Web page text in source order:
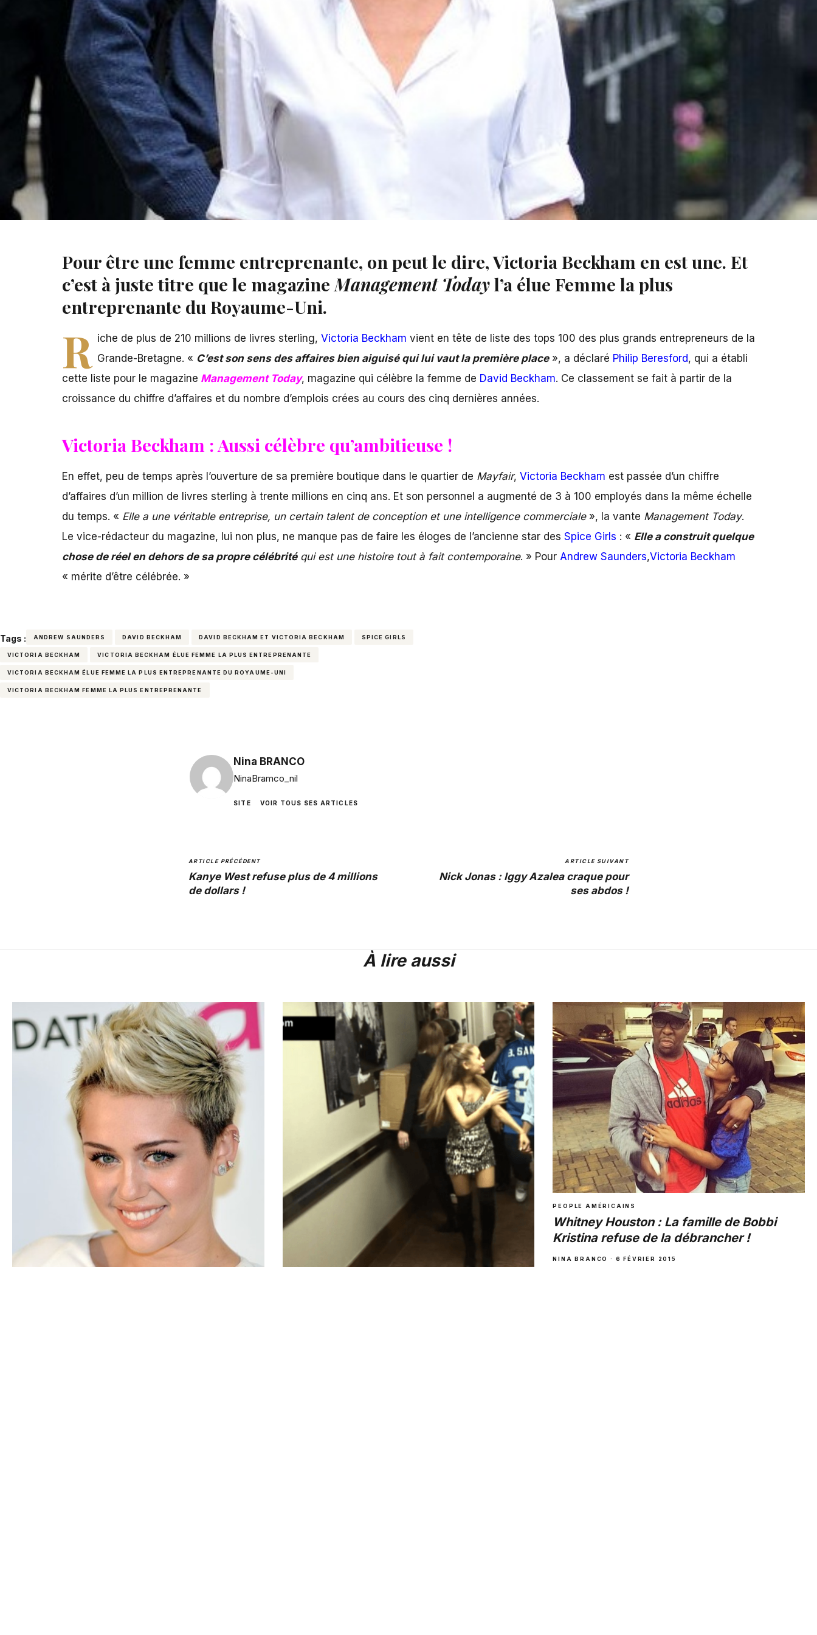
Pour être une femme entreprenante, on peut le dire, Victoria Beckham en est une. Et
c’est à juste titre que le magazine Management Todayl’a élue Femme la plus
entreprenante du Royaume-Uni.
R iche de plus de 210 millions de livres sterling, Victoria Beckham vient en tête de liste des tops 100 des plus grands entrepreneurs de la
Grande-Bretagne. « C’est son sens des affaires bien aiguisé qui lui vaut la première place», a déclaré Philip Beresford, qui a établi
cette liste pour le magazine Management Today, magazine qui célèbre la femme de David Beckham. Ce classement se fait à partir de la
croissance du chiffre d’affaires et du nombre d’emplois crées au cours des cinq dernières années.
Victoria Beckham : Aussi célèbre qu’ambitieuse !
En effet, peu de temps après l’ouverture de sa première boutique dans le quartier de Mayfair, Victoria Beckham est passée d’un chiffre
d’affaires d’un million de livres sterling à trente millions en cinq ans. Et son personnel a augmenté de 3 à 100 employés dans la même échelle
du temps. « Elle a une véritable entreprise, un certain talent de conception et une intelligence commerciale», la vante Management Today.
Le vice-rédacteur du magazine, lui non plus, ne manque pas de faire les éloges de l’ancienne star des Spice Girls : « Elle a construit quelque
chose de réel en dehors de sa propre célébritéqui est une histoire tout à fait contemporaine. » Pour Andrew Saunders,Victoria Beckham
« mérite d’être célébrée. »
Tags : ANDREW SAUNDERS DAVID BECKHAM DAVID BECKHAM ET VICTORIA BECKHAM SPICE GIRLS
VICTORIA BECKHAM VICTORIA BECKHAM ÉLUE FEMME LA PLUS ENTREPRENANTE
VICTORIA BECKHAM ÉLUE FEMME LA PLUS ENTREPRENANTE DU ROYAUME-UNI
VICTORIA BECKHAM FEMME LA PLUS ENTREPRENANTE
Nina BRANCO
NinaBramco_nil
SITE VOIR TOUS SES ARTICLES
ARTICLE PRÉCÉDENT
Kanye West refuse plus de 4 millions
de dollars !
ARTICLE SUIVANT
Nick Jonas : Iggy Azalea craque pour
ses abdos !
À lire aussi
PEOPLE AMÉRICAINS
Whitney Houston : La famille de Bobbi
Kristina refuse de la débrancher !
NINA BRANCO · 6 FÉVRIER 2015